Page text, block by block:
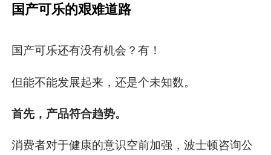
国产可乐的艰难道路
国产可乐还有没有机会？有！
但能不能发展起来，还是个未知数。
首先，产品符合趋势。
消费者对于健康的意识空前加强，波士顿咨询公